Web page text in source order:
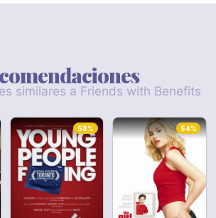
similares a Friends with Benefits
58% 54%